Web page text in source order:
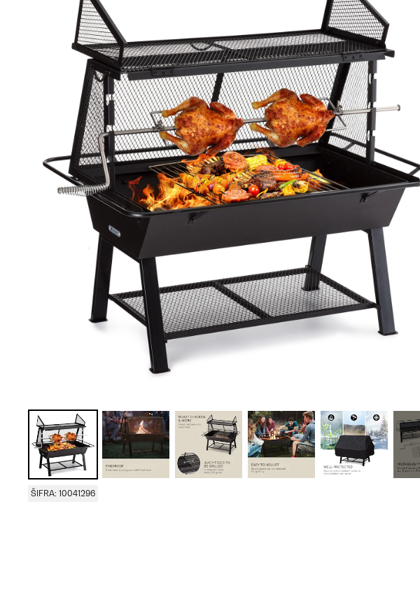
ŠIFRA: 10041296